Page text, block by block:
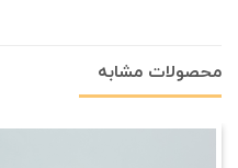
محصولات مشابه